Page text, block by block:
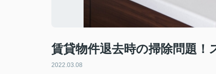
賃貸物件退去時の掃除問題
2022.03.08